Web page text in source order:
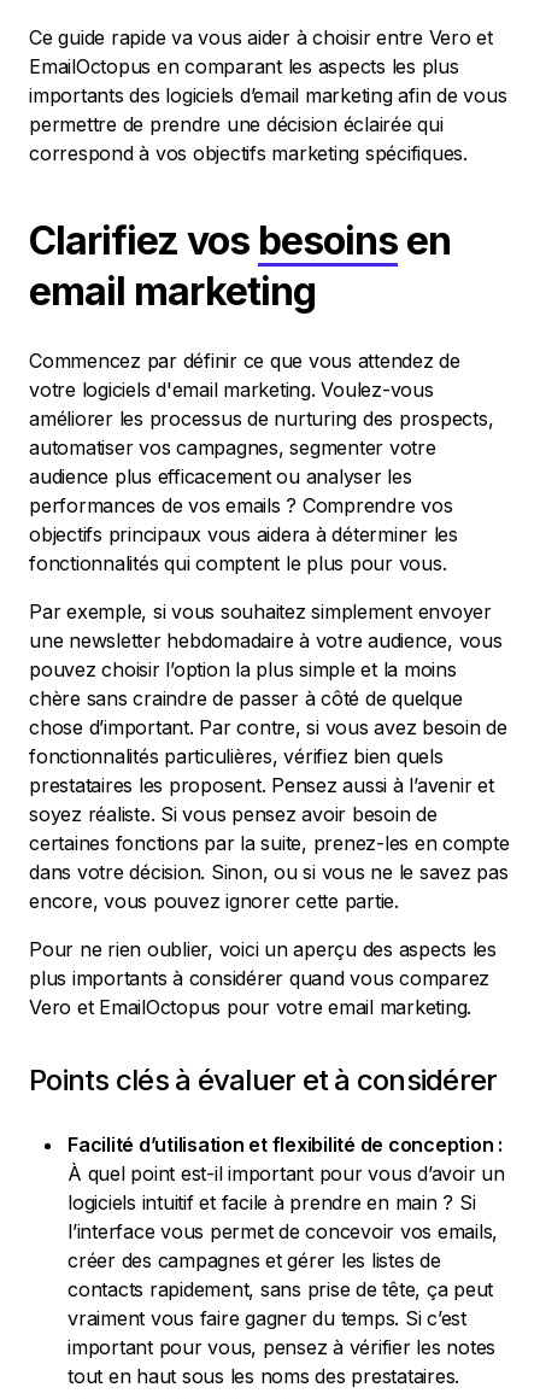
Ce guide rapide va vous aider à choisir entre Vero et
EmailOctopus en comparant les aspects les plus
importants des logiciels d’email marketing afin de vous
permettre de prendre une décision éclairée qui
correspond à vos objectifs marketing spécifiques.
Clarifiez vos besoins en
email marketing
Commencez par définir ce que vous attendez de
votre logiciels d'email marketing. Voulez-vous
améliorer les processus de nurturing des prospects,
automatiser vos campagnes, segmenter votre
audience plus efficacement ou analyser les
performances de vos emails ? Comprendre vos
objectifs principaux vous aidera à déterminer les
fonctionnalités qui comptent le plus pour vous.
Par exemple, si vous souhaitez simplement envoyer
une newsletter hebdomadaire à votre audience, vous
pouvez choisir l’option la plus simple et la moins
chère sans craindre de passer à côté de quelque
chose d’important. Par contre, si vous avez besoin de
fonctionnalités particulières, vérifiez bien quels
prestataires les proposent. Pensez aussi à l’avenir et
soyez réaliste. Si vous pensez avoir besoin de
certaines fonctions par la suite, prenez-les en compte
dans votre décision. Sinon, ou si vous ne le savez pas
encore, vous pouvez ignorer cette partie.
Pour ne rien oublier, voici un aperçu des aspects les
plus importants à considérer quand vous comparez
Vero et EmailOctopus pour votre email marketing.
Points clés à évaluer et à considérer
Facilité d’utilisation et flexibilité de conception :
À quel point est-il important pour vous d’avoir un
logiciels intuitif et facile à prendre en main ? Si
l’interface vous permet de concevoir vos emails,
créer des campagnes et gérer les listes de
contacts rapidement, sans prise de tête, ça peut
vraiment vous faire gagner du temps. Si c’est
important pour vous, pensez à vérifier les notes
tout en haut sous les noms des prestataires.